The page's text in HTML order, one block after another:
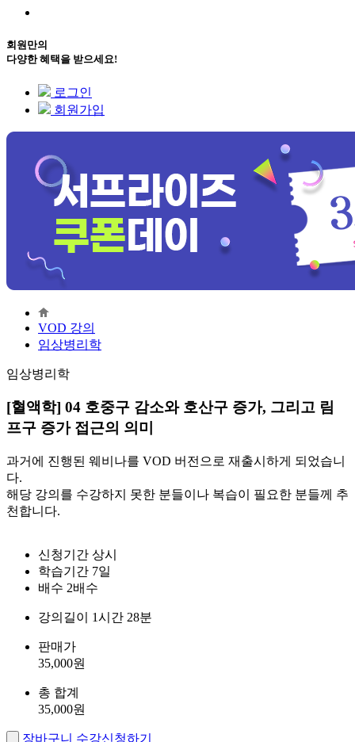
회원만의
다양한 혜택을 받으세요!
로그인
회원가입
VOD 강의
임상병리학
임상병리학
[혈액학] 04 호중구 감소와 호산구 증가, 그리고 림
프구 증가 접근의 의미
과거에 진행된 웨비나를 VOD 버전으로 재출시하게 되었습니
다.
해당 강의를 수강하지 못한 분들이나 복습이 필요한 분들께 추
천합니다.
신청기간 상시
학습기간 7일
배수 2배수
강의길이 1시간 28분
판매가
35,000원
총 합계
35,000원
장바구니 수강신청하기